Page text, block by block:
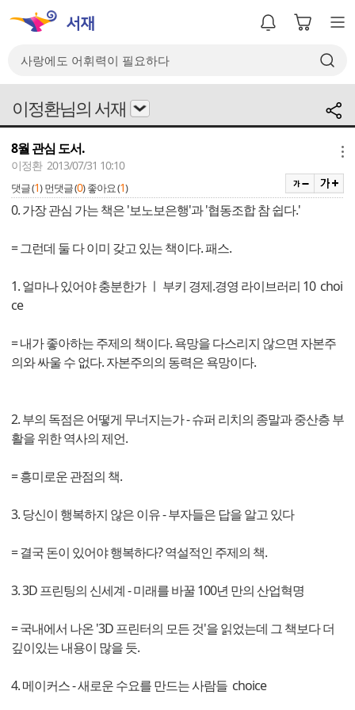
이정환님의 서재
8월 관심 도서.
이정환 2013/07/31 10:10
댓글 (1) 먼댓글 (0) 좋아요 (1)
0. 가장 관심 가는 책은 '보노보은행'과 '협동조합 참 쉽다.'
= 그런데 둘 다 이미 갖고 있는 책이다. 패스.
1. 얼마나 있어야 충분한가 ㅣ 부키 경제.경영 라이브러리 10 choi
ce
= 내가 좋아하는 주제의 책이다. 욕망을 다스리지 않으면 자본주
의와 싸울 수 없다. 자본주의의 동력은 욕망이다.
2. 부의 독점은 어떻게 무너지는가 - 슈퍼 리치의 종말과 중산층 부
활을 위한 역사의 제언.
= 흥미로운 관점의 책.
3. 당신이 행복하지 않은 이유 - 부자들은 답을 알고 있다
= 결국 돈이 있어야 행복하다? 역설적인 주제의 책.
3. 3D 프린팅의 신세계 - 미래를 바꿀 100년 만의 산업혁명
= 국내에서 나온 '3D 프린터의 모든 것'을 읽었는데 그 책보다 더
깊이있는 내용이 많을 듯.
4. 메이커스 - 새로운 수요를 만드는 사람들 choice